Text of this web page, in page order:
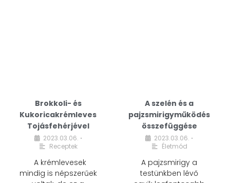
Brokkoli- és
Kukoricakrémleves
Tojásfehérjével
2023.03.06. •
Receptek
A krémlevesek
mindig is népszerűek
A szelén és a
pajzsmirigyműködés
összefüggése
2023.03.06. •
Életmód
A pajzsmirigy a
testünkben lévő